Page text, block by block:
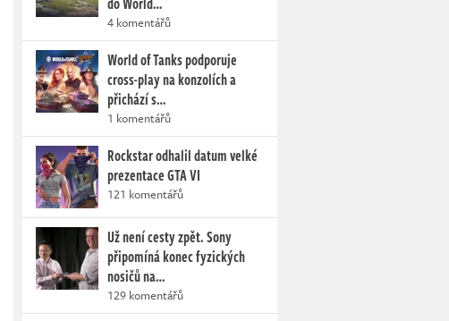
4 komentářů
World of Tanks podporuje
cross-play na konzolích a
přichází s…
1 komentářů
Rockstar odhalil datum velké
prezentace GTA VI
121 komentářů
Už není cesty zpět. Sony
připomíná konec fyzických
nosičů na…
129 komentářů